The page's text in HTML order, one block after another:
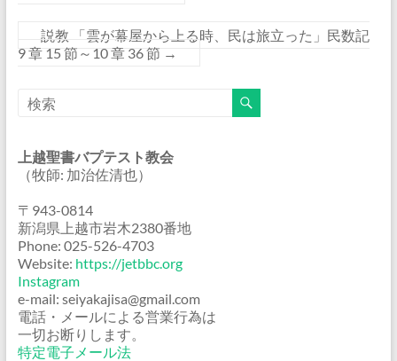
説教 「雲が幕屋から上る時、民は旅立った」民数記
9 章 15 節～10 章 36 節 →
上越聖書バプテスト教会
（牧師: 加治佐清也）
〒943-0814
新潟県上越市岩木2380番地
Phone: 025-526-4703
Website: https://jetbbc.org
Instagram
e-mail: seiyakajisa@gmail.com
電話・メールによる営業行為は
一切お断りします。
特定電子メール法